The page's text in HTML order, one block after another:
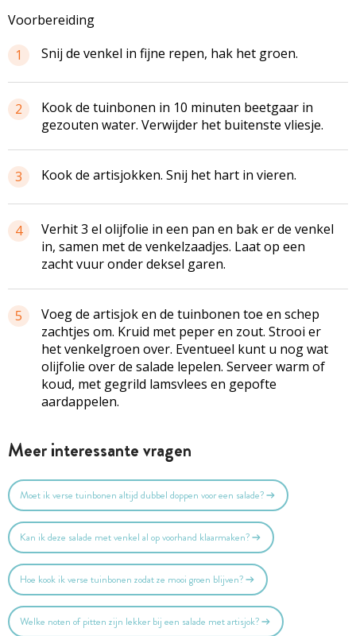
Voorbereiding
1
Snij de venkel in fijne repen, hak het groen.
2
Kook de tuinbonen in 10 minuten beetgaar in
gezouten water. Verwijder het buitenste vliesje.
3 Kook de artisjokken. Snij het hart in vieren.
4
Verhit 3 el olijfolie in een pan en bak er de venkel
in, samen met de venkelzaadjes. Laat op een
zacht vuur onder deksel garen.
5
Voeg de artisjok en de tuinbonen toe en schep
zachtjes om. Kruid met peper en zout. Strooi er
het venkelgroen over. Eventueel kunt u nog wat
olijfolie over de salade lepelen. Serveer warm of
koud, met gegrild lamsvlees en gepofte
aardappelen.
Meer interessante vragen
Moet ik verse tuinbonen altijd dubbel doppen voor een salade?
Kan ik deze salade met venkel al op voorhand klaarmaken?
Hoe kook ik verse tuinbonen zodat ze mooi groen blijven?
Welke noten of pitten zijn lekker bij een salade met artisjok?